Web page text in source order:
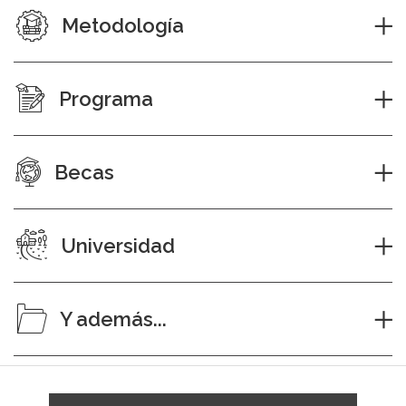
Metodología
Programa
Becas
Universidad
Y además...